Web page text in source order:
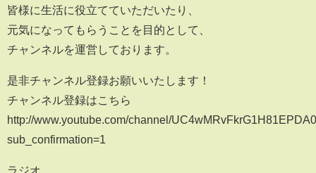
皆様に生活に役立てていただいたり、
元気になってもらうことを目的として、
チャンネルを運営しております。
是非チャンネル登録お願いいたします！
チャンネル登録はこちら
http://www.youtube.com/channel/
sub_confirmation=1
ラジオ